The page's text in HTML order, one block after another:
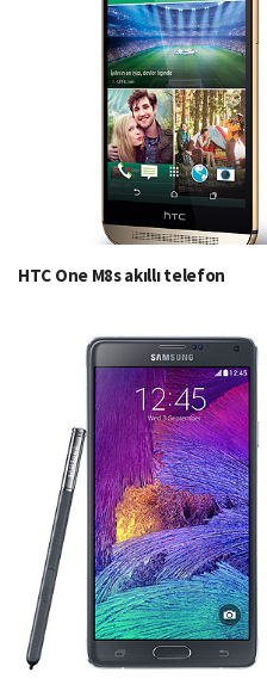
HTC One M8s akıllı telefon